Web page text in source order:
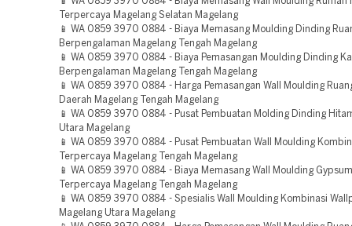
Terpercaya Magelang Selatan Magelang
📱 WA 0859 3970 0884 - Biaya Memasang Moulding Dinding
Berpengalaman Magelang Tengah Magelang
📱 WA 0859 3970 0884 - Biaya Pemasangan Moulding Dinding
Berpengalaman Magelang Tengah Magelang
📱 WA 0859 3970 0884 - Harga Pemasangan Wall Moulding
Daerah Magelang Tengah Magelang
📱 WA 0859 3970 0884 - Pusat Pembuatan Molding Dinding
Utara Magelang
📱 WA 0859 3970 0884 - Pusat Pembuatan Wall Moulding
Terpercaya Magelang Tengah Magelang
📱 WA 0859 3970 0884 - Biaya Memasang Wall Moulding
Terpercaya Magelang Tengah Magelang
📱 WA 0859 3970 0884 - Spesialis Wall Moulding Kombinasi
Magelang Utara Magelang